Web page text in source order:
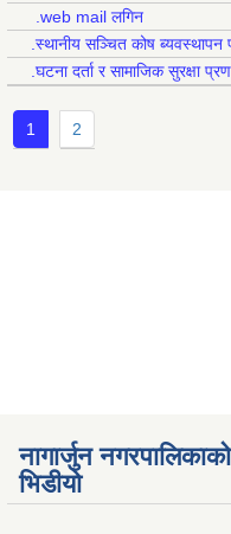
.web mail लगिन
.स्थानीय सञ्चित कोष ब्यवस्थापन
.घटना दर्ता र सामाजिक सुरक्षा
1 2
नागार्जुन
भिडीयो